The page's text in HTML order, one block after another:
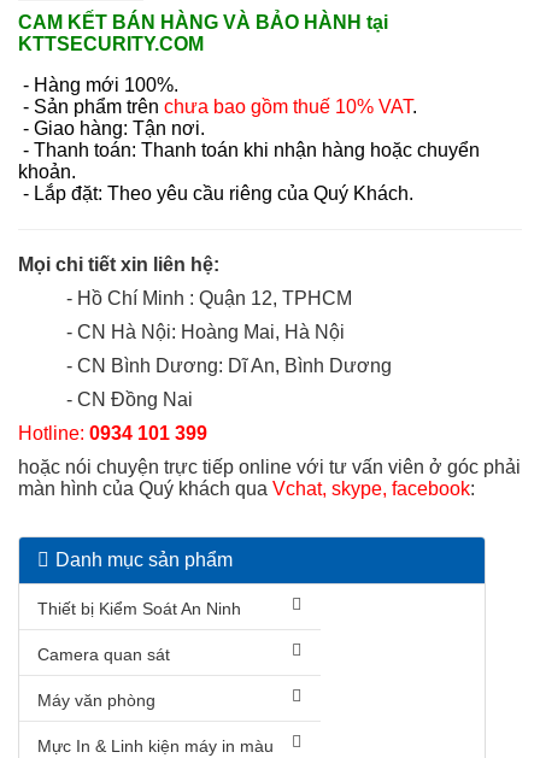
Danh mục sản phẩm
Thiết bị Kiểm Soát An Ninh
Camera quan sát
Máy văn phòng
Mực In & Linh kiện máy in màu
CAM KẾT BÁN HÀNG VÀ BẢO HÀNH tại
KTTSECURITY.COM
- Hàng mới 100%.
- Sản phẩm trên chưa bao gồm thuế 10% VAT.
- Giao hàng: Tận nơi.
- Thanh toán: Thanh toán khi nhận hàng hoặc chuyển
khoản.
- Lắp đặt: Theo yêu cầu riêng của Quý Khách.
Mọi chi tiết xin liên hệ:
- Hồ Chí Minh : Quận 12, TPHCM
- CN Hà Nội: Hoàng Mai, Hà Nội
- CN Bình Dương: Dĩ An, Bình Dương
- CN Đồng Nai
Hotline: 0934 101 399
hoặc nói chuyện trực tiếp online với tư vấn viên ở góc phải
màn hình của Quý khách qua Vchat, skype, facebook: